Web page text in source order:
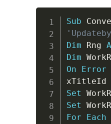
Sub
Dim Rng
Dim
On
Error
xTitleId
Set
Set
For
Each